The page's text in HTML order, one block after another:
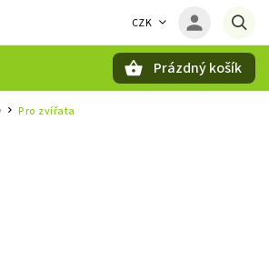
CZK
Prázdný košík
/ Pro zvířata